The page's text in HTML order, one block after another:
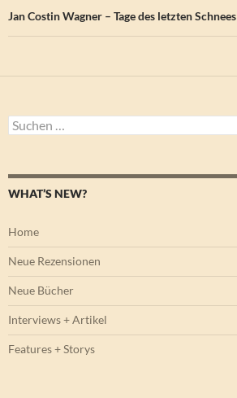
Jan Costin Wagner – Tage des letzten Schnees
Suchen
nach:
WHAT’S NEW?
Home
Neue Rezensionen
Neue Bücher
Interviews + Artikel
Features + Storys